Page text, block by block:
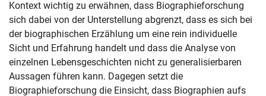
Kontext wichtig zu erwähnen, dass Biographieforschung
sich dabei von der Unterstellung abgrenzt, dass es sich bei
der biographischen Erzählung um eine rein individuelle
Sicht und Erfahrung handelt und dass die Analyse von
einzelnen Lebensgeschichten nicht zu generalisierbaren
Aussagen führen kann. Dagegen setzt die
Biographieforschung die Einsicht, dass Biographien aufs